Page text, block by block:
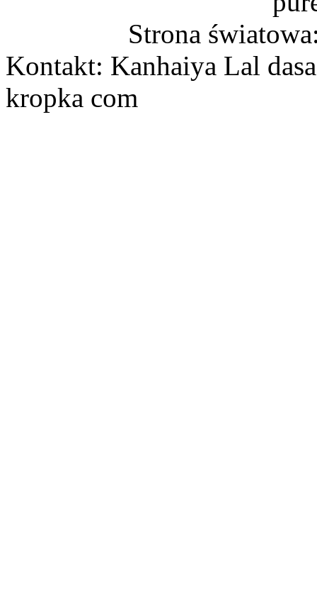
Strona
Kontakt: Kanhaiya Lal
kropka com